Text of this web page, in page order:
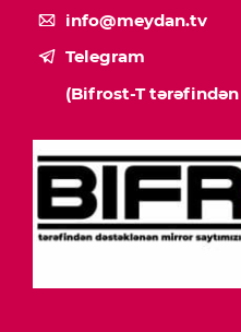
info@meydan.tv
Telegram
(Bifrost-T